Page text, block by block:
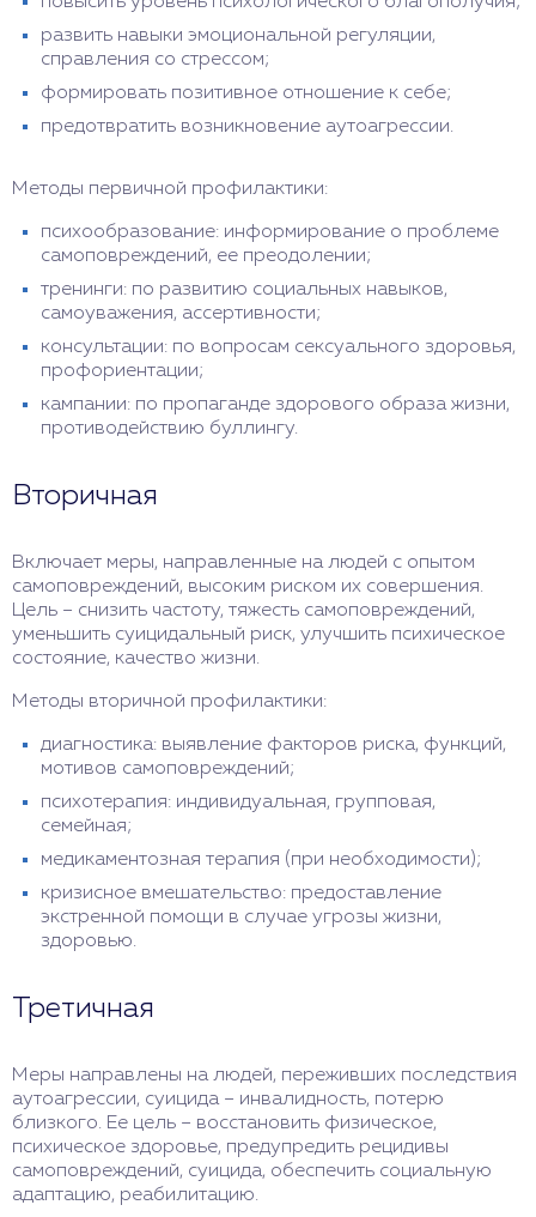
развить навыки эмоциональной регуляции,
справления со стрессом;
формировать позитивное отношение к себе;
предотвратить возникновение аутоагрессии.
Методы первичной профилактики:
психообразование: информирование о проблеме
самоповреждений, ее преодолении;
тренинги: по развитию социальных навыков,
самоуважения, ассертивности;
консультации: по вопросам сексуального здоровья,
профориентации;
кампании: по пропаганде здорового образа жизни,
противодействию буллингу.
Вторичная
Включает меры, направленные на людей с опытом
самоповреждений, высоким риском их совершения.
Цель – снизить частоту, тяжесть самоповреждений,
уменьшить суицидальный риск, улучшить психическое
состояние, качество жизни.
Методы вторичной профилактики:
диагностика: выявление факторов риска, функций,
мотивов самоповреждений;
психотерапия: индивидуальная, групповая,
семейная;
медикаментозная терапия (при необходимости);
кризисное вмешательство: предоставление
экстренной помощи в случае угрозы жизни,
здоровью.
Третичная
Меры направлены на людей, переживших последствия
аутоагрессии, суицида – инвалидность, потерю
близкого. Ее цель – восстановить физическое,
психическое здоровье, предупредить рецидивы
самоповреждений, суицида, обеспечить социальную
адаптацию, реабилитацию.